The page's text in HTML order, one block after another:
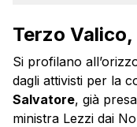
Terzo
Si profilano
dagli attivisti per la
Salvatore, già
ministra Lezzi dai